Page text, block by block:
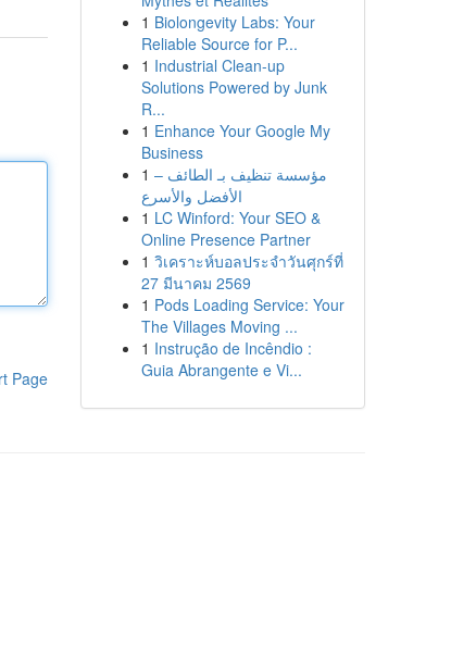
Page
1 Biolongevity Labs: Your
Reliable Source for P...
1 Industrial Clean-up
Solutions Powered by Junk
R...
1 Enhance Your Google My
Business
1 مؤسسة تنظيف بـ الطائف –
الأفضل والأسرع
1 LC Winford: Your SEO &
Online Presence Partner
1 วิเคราะห์บอลประจำวันศุกร์ที่
27 มีนาคม 2569
1 Pods Loading Service: Your
The Villages Moving ...
1 Instrução de Incêndio :
Guia Abrangente e Vi...